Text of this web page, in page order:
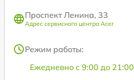
Проспект Ленина, 33
Адрес сервисного центра Acer
Режим работы:
Ежедневно с 9:00 до 21:00